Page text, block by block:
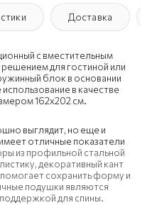
Доставка
с вместительным
для гостиной или
блок в основании
в качестве
162х202 см.
выглядит, но еще и
отличные показатели
из профильной стальной
декоративный кант
сохранить форму и
подушки являются
для спины.